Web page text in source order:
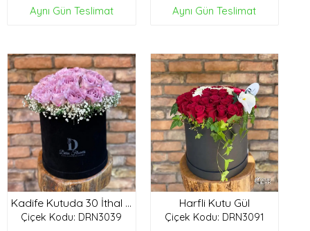
Aynı Gün Teslimat Aynı Gün Teslimat
Kadife Kutuda 30 İthal Gül
Çiçek Kodu: DRN3039
Harfli Kutu Gül
Çiçek Kodu: DRN3091